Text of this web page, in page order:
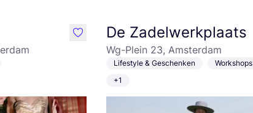
like De Zadelwerkplaats
Wg-Plein 23, Amsterdam
Lifestyle & Geschenken
Workshops
+1